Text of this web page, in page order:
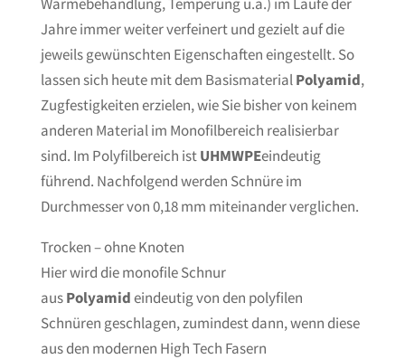
Jahre immer weiter verfeinert und gezielt auf die
jeweils gewünschten Eigenschaften eingestellt. So
lassen sich heute mit dem BasismaterialPolyamid,
Zugfestigkeiten erzielen, wie Sie bisher von keinem
anderen Material im Monofilbereich realisierbar
sind. Im Polyfilbereich istUHMWPEeindeutig
führend. Nachfolgend werden Schnüre im
Durchmesser von 0,18 mm miteinander verglichen.
Trocken – ohne Knoten
Hier wird die monofile Schnur
ausPolyamideindeutig von den polyfilen
Schnüren geschlagen, zumindest dann, wenn diese
aus den modernen High Tech Fasern